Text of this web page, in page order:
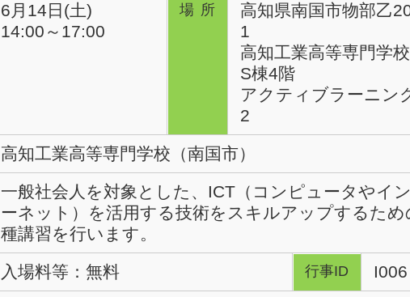
6月14日(土)
14:00～17:00
場所
高知県南国市物部乙
1
高知工業高等専門学校
S棟4階
アクティブラーニン
2
高知工業高等専門学校（南国市）
一般社会人を対象とした、ICT（コンピュータやイ
ーネット）を活用する技術をスキルアップするため
種講習を行います。
入場料等：無料 行事ID I006